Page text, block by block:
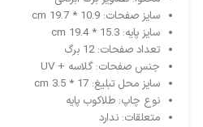
سایز صفحات: 10.9 * 19.7 cm
سایز پایه: 15.3 * 19.4 cm
تعداد صفحات: 12 برگ
جنس صفحات: گلاسه + UV
سایز محل تبلیغ: 17 * 3.5 cm
نوع چاپ: طلاکوب پایه
متعلقات: ندارد